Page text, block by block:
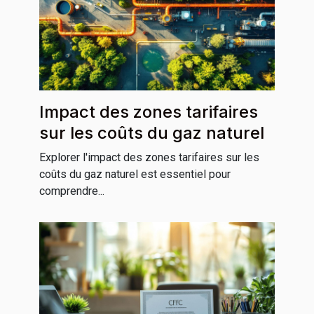
Impact des zones tarifaires
sur les coûts du gaz naturel
Explorer l'impact des zones tarifaires sur les
coûts du gaz naturel est essentiel pour
comprendre...